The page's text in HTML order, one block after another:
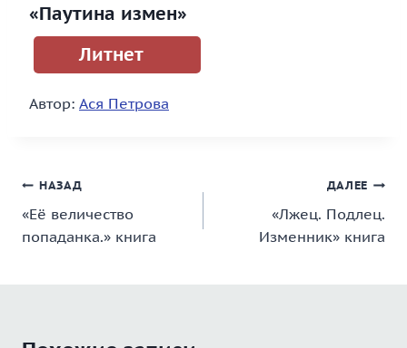
«Паутина измен»
Литнет
Автор: Ася Петрова
Навигация
по
записям
НАЗАД
«Её величество
попаданка.» книга
ДАЛЕЕ
«Лжец. Подлец.
Изменник» книга